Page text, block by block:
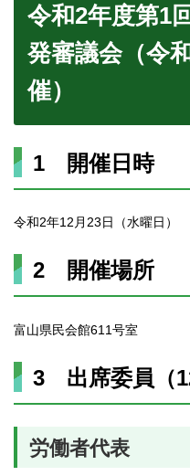
令和2年度第1
発審議会（令
催）
1 開催日時
令和2年12月23日（水曜日）
2 開催場所
富山県民会館611号室
3 出席委員（
労働者代表